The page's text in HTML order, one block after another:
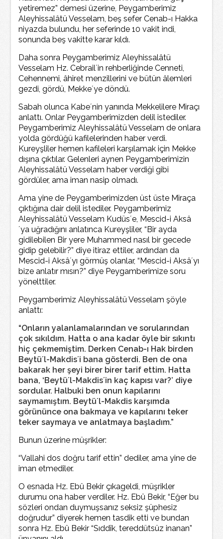
yetiremez” demesi üzerine, Peygamberimiz
Aleyhissalâtü Vesselam, beş sefer Cenab-ı Hakka
niyazda bulundu, her seferinde 10 vakit indi,
sonunda beş vakitte karar kıldı.
Daha sonra Peygamberimiz Aleyhissalâtü
Vesselam Hz. Cebrail´in rehberliğinde Cenneti,
Cehennemi, âhiret menzillerini ve bütün âlemleri
gezdi, gördü, Mekke´ye döndü.
Sabah olunca Kabe´nin yanında Mekkelilere Miraçı
anlattı. Onlar Peygamberimizden delil istediler.
Peygamberimiz Aleyhissalâtü Vesselam de onlara
yolda gördüğü kafilelerinden haber verdi.
Kureyşliler hemen kafileleri karşılamak için Mekke
dışına çıktılar. Gelenleri aynen Peygamberimizin
Aleyhissalâtü Vesselam haber verdiği gibi
gördüler, ama iman nasip olmadı.
Ama yine de Peygamberimizden üst üste Miraça
çıktığına dair delil istediler. Peygamberimiz
Aleyhissalâtü Vesselam Kudüs´e, Mescid-i Aksâ
´ya uğradığını anlatınca Kureyşliler, “Bir ayda
gidilebilen Bir yere Muhammed nasıl bir gecede
gidip gelebilir?” diye itiraz ettiler, ardından da
Mescid-i Aksâ´yı görmüş olanlar, “Mescid-i Aksâ´yı
bize anlatır mısın?” diye Peygamberimize soru
yönelttiler.
Peygamberimiz Aleyhissalâtü Vesselam şöyle
anlattı:
“Onların yalanlamalarından ve sorularından
çok sıkıldım. Hatta o ana kadar öyle bir sıkıntı
hiç çekmemiştim. Derken Cenab-ı Hak birden
Beytü´l-Makdis´i bana gösterdi. Ben de ona
bakarak her şeyi birer birer tarif ettim. Hatta
bana, ‘Beytü´l-Makdis´in kaç kapısı var?’ diye
sordular. Halbuki ben onun kapılarını
saymamıştım. Beytü´l-Makdis karşımda
görününce ona bakmaya ve kapılarını teker
teker saymaya ve anlatmaya başladım.”
Bunun üzerine müşrikler:
“Vallahi dos doğru tarif ettin” dediler, ama yine de
iman etmediler.
O esnada Hz. Ebû Bekir çıkageldi, müşrikler
durumu ona haber verdiler. Hz. Ebû Bekir, “Eğer bu
sözleri ondan duymuşsanız seksiz şüphesiz
doğrudur” diyerek hemen tasdik etti ve bundan
sonra Hz. Ebû Bekir “Sıddîk, tereddütsüz inanan”